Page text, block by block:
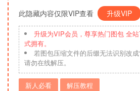
此隐藏内容仅限VIP查看 升级VIP
升级为VIP会员，尊享热门图包 全
式拥有。
若图包压缩文件的后缀无法识别改成
请勿在线解压。
新人必看 解压教程